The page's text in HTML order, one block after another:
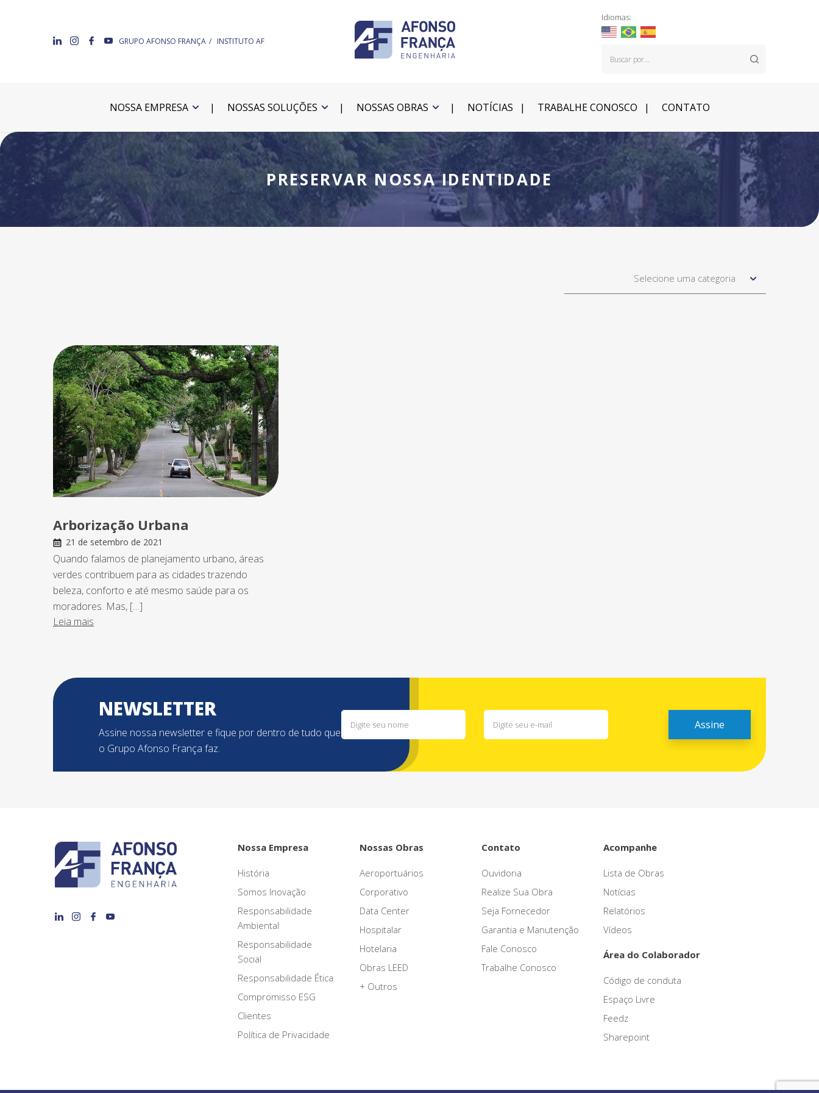
GRUPO AFONSO FRANÇA INSTITUTO AF
Idiomas:
NOSSA EMPRESA NOSSAS SOLUÇÕES NOSSAS OBRAS NOTÍCIAS TRABALHE CONOSCO CONTATO
PRESERVAR NOSSA IDENTIDADE
Selecione uma categoria
Arborização Urbana
21 de setembro de 2021
Quando falamos de planejamento urbano, áreas
verdes contribuem para as cidades trazendo
beleza, conforto e até mesmo saúde para os
moradores. Mas, […]
Leia mais
NEWSLETTER
Assine nossa newsletter e fique por dentro de tudo que
o Grupo Afonso França faz.
Nossa Empresa
História
Somos Inovação
Responsabilidade
Ambiental
Responsabilidade
Social
Responsabilidade Ética
Compromisso ESG
Clientes
Política de Privacidade
Nossas Obras
Aeroportuários
Corporativo
Data Center
Hospitalar
Hotelaria
Obras LEED
+ Outros
Contato
Ouvidoria
Realize Sua Obra
Seja Fornecedor
Garantia e Manutenção
Fale Conosco
Trabalhe Conosco
Acompanhe
Lista de Obras
Notícias
Relatórios
Vídeos
Área do Colaborador
Código de conduta
Espaço Livre
Feedz
Sharepoint